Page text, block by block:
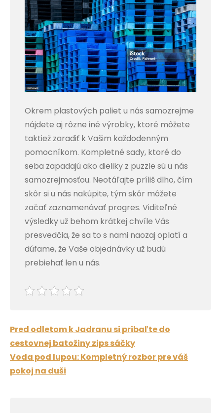
Okrem plastových paliet u nás samozrejme
nájdete aj rôzne iné výrobky, ktoré môžete
taktiež zaradiť k Vašim každodenným
pomocníkom. Kompletné sady, ktoré do
seba zapadajú ako dieliky z puzzle sú u nás
samozrejmosťou. Neotáľajte príliš dlho, čím
skôr si u nás nakúpite, tým skôr môžete
začať zaznamenávať progres. Viditeľné
výsledky už behom krátkej chvíle Vás
presvedčia, že sa to s nami naozaj oplatí a
dúfame, že Vaše objednávky už budú
prebiehať len u nás.
Post
navigation
Pred odletom k Jadranu si pribaľte do
cestovnej batožiny zips sáčky
Voda pod lupou: Kompletný rozbor pre váš
pokoj na duši